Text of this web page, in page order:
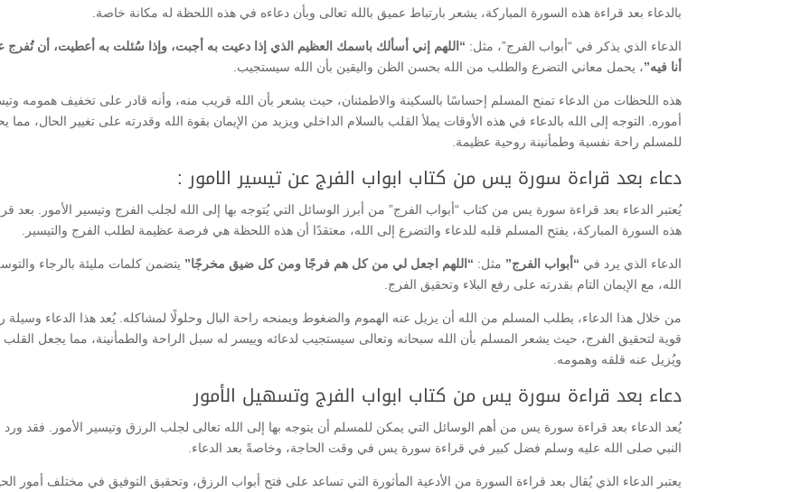
بالدعاء بعد قراءة هذه السورة المباركة، يشعر بارتباط عميق بالله تعالى وبأن دعاءه في هذه اللحظة له مكانة خاصة.
الدعاء الذي يذكر في “أبواب الفرج”، مثل: “اللهم إني أسألك باسمك العظيم الذي إذا دعيت به أجبت، وإذا سُئلت به أعطيت، أن تُفرج
أنا فيه”، يحمل معاني التضرع والطلب من الله بحسن الظن واليقين بأن الله سيستجيب.
هذه اللحظات من الدعاء تمنح المسلم إحساسًا بالسكينة والاطمئنان، حيث يشعر بأن الله قريب منه، وأنه قادر على تخفيف همومه
أموره. التوجه إلى الله بالدعاء في هذه الأوقات يملأ القلب بالسلام الداخلي ويزيد من الإيمان بقوة الله وقدرته على تغيير الحال، مما
للمسلم راحة نفسية وطمأنينة روحية عظيمة.
دعاء بعد قراءة سورة يس من كتاب ابواب الفرج عن تيسير الامور :
يُعتبر الدعاء بعد قراءة سورة يس من كتاب “أبواب الفرج” من أبرز الوسائل التي يُتوجه بها إلى الله لجلب الفرج وتيسير الأمور. بعد
هذه السورة المباركة، يفتح المسلم قلبه للدعاء والتضرع إلى الله، معتقدًا أن هذه اللحظة هي فرصة عظيمة لطلب الفرج والتيسير.
الدعاء الذي يرد في “أبواب الفرج” مثل: “اللهم اجعل لي من كل هم فرجًا ومن كل ضيق مخرجًا” يتضمن كلمات مليئة بالرجاء
الله، مع الإيمان التام بقدرته على رفع البلاء وتحقيق الفرج.
من خلال هذا الدعاء، يطلب المسلم من الله أن يزيل عنه الهموم والضغوط ويمنحه راحة البال وحلولًا لمشاكله. يُعد هذا الدعاء وسيلة
قوية لتحقيق الفرج، حيث يشعر المسلم بأن الله سبحانه وتعالى سيستجيب لدعائه وييسر له سبل الراحة والطمأنينة، مما يجعل القلب
ويُزيل عنه قلقه وهمومه.
دعاء بعد قراءة سورة يس من كتاب ابواب الفرج وتسهيل الأمور
يُعد الدعاء بعد قراءة سورة يس من أهم الوسائل التي يمكن للمسلم أن يتوجه بها إلى الله تعالى لجلب الرزق وتيسير الأمور. فقد
النبي صلى الله عليه وسلم فضل كبير في قراءة سورة يس في وقت الحاجة، وخاصةً بعد الدعاء.
يعتبر الدعاء الذي يُقال بعد قراءة السورة من الأدعية المأثورة التي تساعد على فتح أبواب الرزق، وتحقيق التوفيق في مختلف أمور